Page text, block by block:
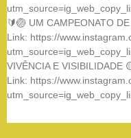
🔰🏐 UM CAMPEONATO
Link: https://
VIVÊNCIA E VISIBILIDADE
Link: https://